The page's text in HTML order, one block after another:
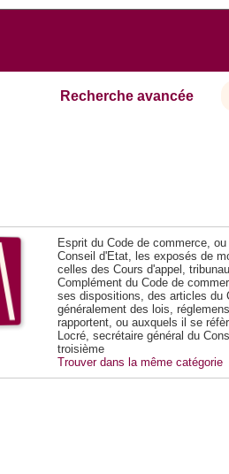
Recherche avancée
Esprit du Code de commerce,
Conseil d'Etat, les exposés de
celles des Cours d'appel,
Complément du Code de
ses dispositions, des articles du
généralement des lois,
rapportent, ou auxquels il se
Locré, secrétaire général du
troisième
Trouver dans la même catégorie